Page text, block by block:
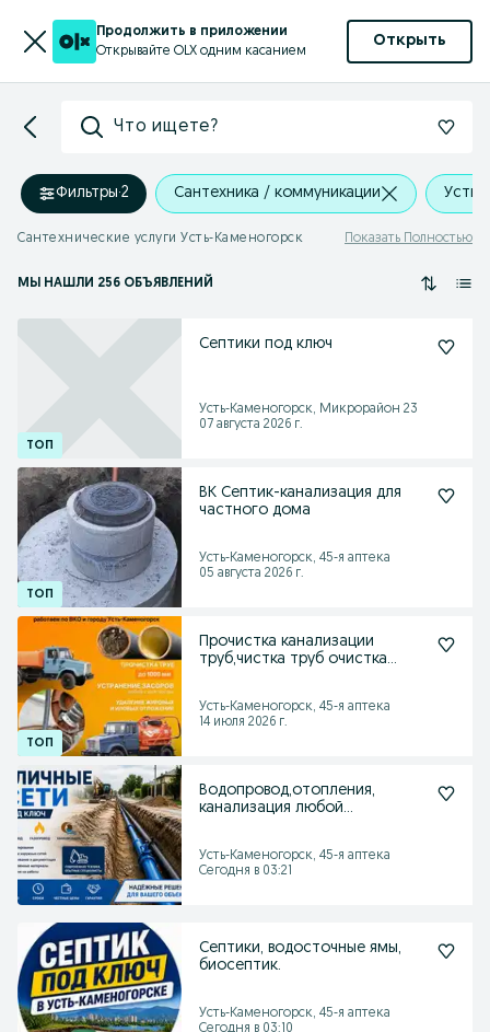
Продолжить в приложении
Открывайте OLX одним касанием
Открыть
Что ищете?
Фильтры·2 Сантехника / коммуникации Усть-
Сантехнические услуги Усть-Каменогорск Показать Полностью
МЫ НАШЛИ 256 ОБЪЯВЛЕНИЙ
Септики под ключ
Усть-Каменогорск, Микрорайон 23
07 августа 2026 г.
ВК Септик-канализация для
частного дома
Усть-Каменогорск, 45-я аптека
05 августа 2026 г.
Прочистка канализации
труб,чистка труб очистка
Усть-Каменогорск, 45-я аптека
14 июля 2026 г.
Водопровод,отопления,
канализация любой
Усть-Каменогорск, 45-я аптека
Сегодня в 03:21
Септики, водосточные ямы,
биосептик.
Усть-Каменогорск, 45-я аптека
Сегодня в 03:10